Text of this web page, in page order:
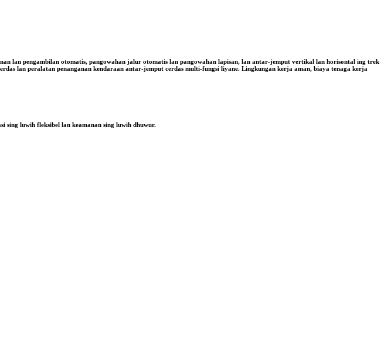
lan pengambilan otomatis, pangowahan jalur otomatis lan pangowahan lapisan, lan antar-jemput vertikal lan horisontal ing trek
lan peralatan penanganan kendaraan antar-jemput cerdas multi-fungsi liyane. Lingkungan kerja aman, biaya tenaga kerja
sing luwih fleksibel lan keamanan sing luwih dhuwur.